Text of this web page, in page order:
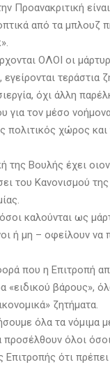
Προανακριτική
από τα μπλουζ
ΟΛΟΙ οι
τεράστια
όχι άλλη
για τον μέσο
πολιτικός χώρος και
της Βουλής έχει
του Κανονισμού
καλούνται ως
ή μη – οφείλουν να
που η Επιτροπή
«ειδικού βάρους»,
ζητήματα.
όλα τα νόμιμα
προσέλθουν όλοι
Επιτροπής ότι